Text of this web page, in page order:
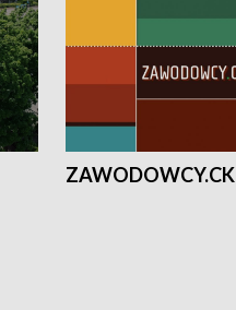
ZAWODOWCY.CK